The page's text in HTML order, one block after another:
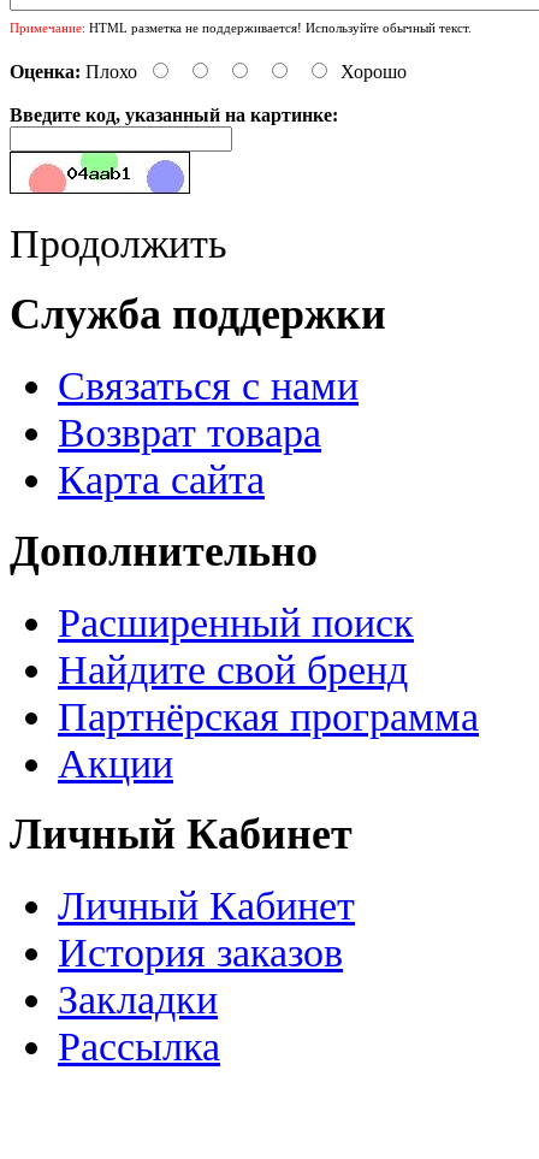
Примечание: HTML разметка не поддерживается! Используйте обычный текст.
Оценка: Плохо Хорошо
Введите код, указанный на картинке:
Продолжить
Служба поддержки
Связаться с нами
Возврат товара
Карта сайта
Дополнительно
Расширенный поиск
Найдите свой бренд
Партнёрская программа
Акции
Личный Кабинет
Личный Кабинет
История заказов
Закладки
Рассылка